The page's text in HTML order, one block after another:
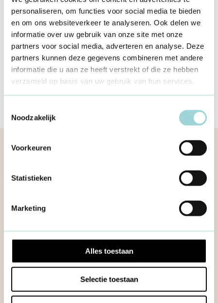
personaliseren, om functies voor social media te bieden
en om ons websiteverkeer te analyseren. Ook delen we
informatie over uw gebruik van onze site met onze
partners voor social media, adverteren en analyse. Deze
partners kunnen deze gegevens combineren met andere
informatie die u aan ze heeft verstrekt of die ze hebben
verzameld op basis van uw gebruik van hun services.
Noodzakelijk
Voorkeuren
Statistieken
Marketing
Alles toestaan
Selectie toestaan
Aanbod & Activiteiten Bovenlokaal jeugdwerk
Bovenlokaal jeugdwerk: indienen
voor 2028–2030
3 jun 2026